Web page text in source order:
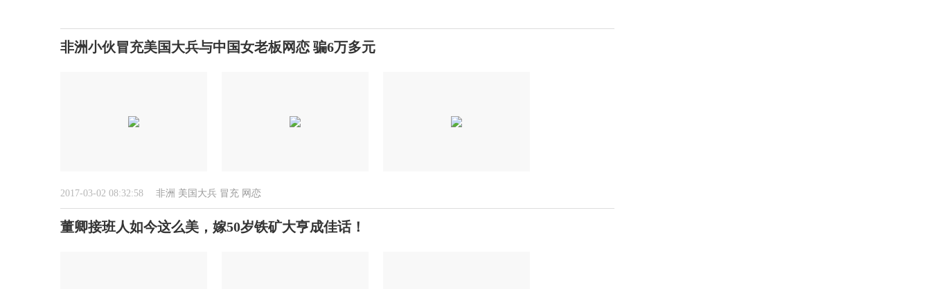
非洲小伙冒充美国大兵与中国女老板网恋 骗6万多元
2017-03-02 08:32:58 非洲 美国大兵 冒充 网恋
董卿接班人如今这么美，嫁50岁铁矿大亨成佳话！